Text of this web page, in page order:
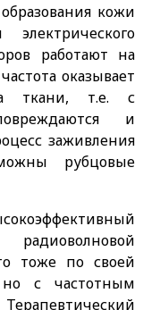
кожи
работают на
оказывает
ткани, т.е. с
и
заживления
рубцовые
тоже по своей
но с частотным